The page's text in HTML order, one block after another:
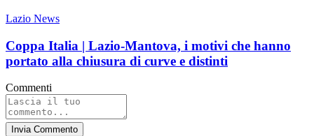
Lazio News
Coppa Italia | Lazio-Mantova, i motivi che hanno
portato alla chiusura di curve e distinti
Commenti
Invia Commento